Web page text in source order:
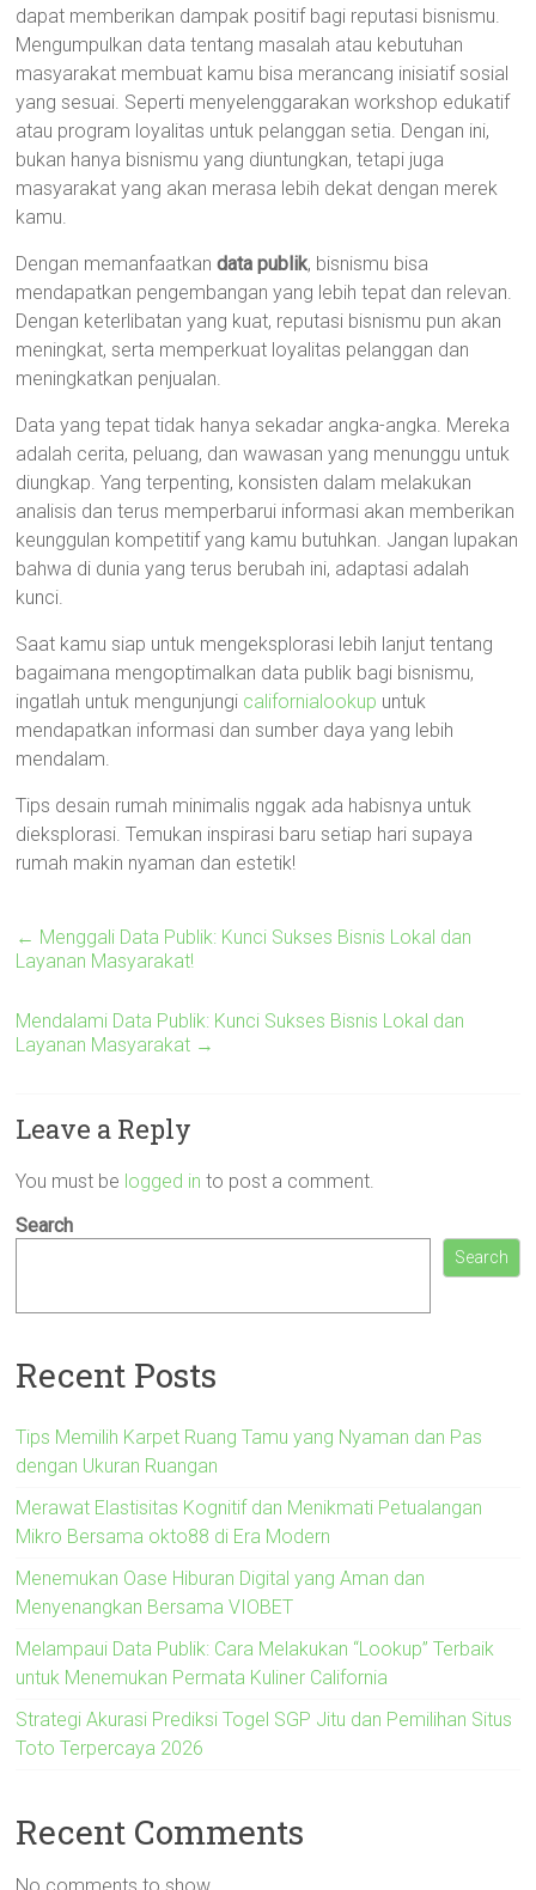
dapat memberikan dampak positif bagi reputasi bisnismu.
Mengumpulkan data tentang masalah atau kebutuhan
masyarakat membuat kamu bisa merancang inisiatif sosial
yang sesuai. Seperti menyelenggarakan workshop edukatif
atau program loyalitas untuk pelanggan setia. Dengan ini,
bukan hanya bisnismu yang diuntungkan, tetapi juga
masyarakat yang akan merasa lebih dekat dengan merek
kamu.
Dengan memanfaatkandata publik, bisnismu bisa
mendapatkan pengembangan yang lebih tepat dan relevan.
Dengan keterlibatan yang kuat, reputasi bisnismu pun akan
meningkat, serta memperkuat loyalitas pelanggan dan
meningkatkan penjualan.
Data yang tepat tidak hanya sekadar angka-angka. Mereka
adalah cerita, peluang, dan wawasan yang menunggu untuk
diungkap. Yang terpenting, konsisten dalam melakukan
analisis dan terus memperbarui informasi akan memberikan
keunggulan kompetitif yang kamu butuhkan. Jangan lupakan
bahwa di dunia yang terus berubah ini, adaptasi adalah
kunci.
Saat kamu siap untuk mengeksplorasi lebih lanjut tentang
bagaimana mengoptimalkan data publik bagi bisnismu,
ingatlah untuk mengunjungi californialookup untuk
mendapatkan informasi dan sumber daya yang lebih
mendalam.
Tips desain rumah minimalis nggak ada habisnya untuk
dieksplorasi. Temukan inspirasi baru setiap hari supaya
rumah makin nyaman dan estetik!
← Menggali Data Publik: Kunci Sukses Bisnis Lokal dan
Layanan Masyarakat!
Mendalami Data Publik: Kunci Sukses Bisnis Lokal dan
Layanan Masyarakat →
Leave a Reply
You must be logged in to post a comment.
Search
Search
Recent Posts
Tips Memilih Karpet Ruang Tamu yang Nyaman dan Pas
dengan Ukuran Ruangan
Merawat Elastisitas Kognitif dan Menikmati Petualangan
Mikro Bersama okto88 di Era Modern
Menemukan Oase Hiburan Digital yang Aman dan
Menyenangkan Bersama VIOBET
Melampaui Data Publik: Cara Melakukan “Lookup” Terbaik
untuk Menemukan Permata Kuliner California
Strategi Akurasi Prediksi Togel SGP Jitu dan Pemilihan Situs
Toto Terpercaya 2026
Recent Comments
No comments to show.